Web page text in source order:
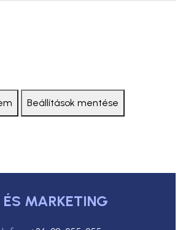
Beállítások mentése
ÉS MARKETING